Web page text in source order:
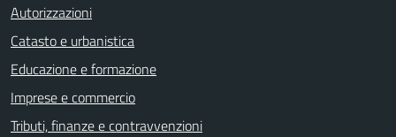
Autorizzazioni
Catasto e urbanistica
Educazione e formazione
Imprese e commercio
Tributi, finanze e contravvenzioni